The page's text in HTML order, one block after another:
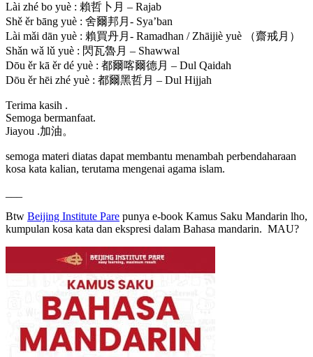
Lài zhé bo yuè : 賴哲卜月 – Rajab
Shě ěr bāng yuè : 舍爾邦月- Sya’ban
Lài mǎi dān yuè : 賴買丹月- Ramadhan / Zhāijiè yuè （齋戒月）
Shǎn wǎ lǔ yuè : 閃瓦魯月 – Shawwal
Dōu ěr kā ěr dé yuè : 都爾喀爾德月 – Dul Qaidah
Dōu ěr hēi zhé yuè : 都爾黑哲月 – Dul Hijjah
Terima kasih .
Semoga bermanfaat.
Jiayou .加油。
semoga materi diatas dapat membantu menambah perbendaharaan
kosa kata kalian, terutama mengenai agama islam.
Btw Beijing Institute Pare punya e-book Kamus Saku Mandarin lho,
kumpulan kosa kata dan ekspresi dalam Bahasa mandarin. MAU?